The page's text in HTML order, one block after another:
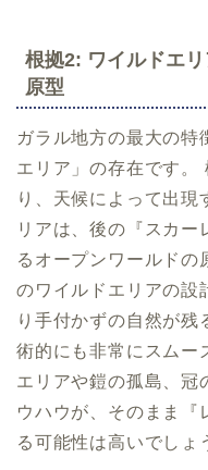
根拠2: ワイルドエ
原型
ガラル地方の最大の特
エリア」の存在です。
り、天候によって出現
リアは、後の『スカー
るオープンワールドの
のワイルドエリアの設
り手付かずの自然が残
術的にも非常にスムー
エリアや鎧の孤島、冠
ウハウが、そのまま『
る可能性は高いでしょ